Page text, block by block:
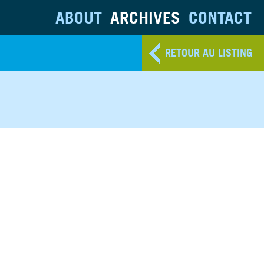
ABOUT ARCHIVES CONTACT
RETOUR AU LISTING